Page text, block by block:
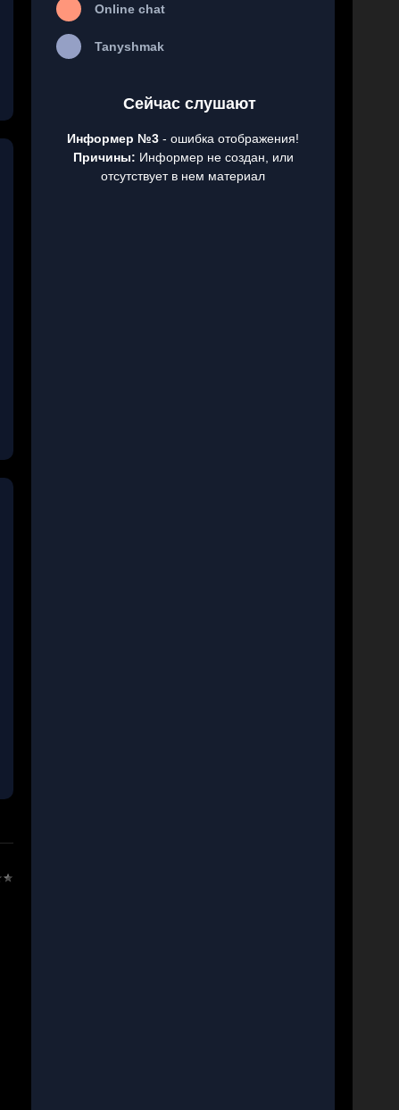
Online chat
Tanyshmak
Сейчас слушают
Информер №3 - ошибка отображения!
Причины: Информер не создан, или
отсутствует в нем материал